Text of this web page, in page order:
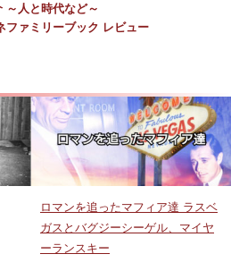
～人と時代など～
ファミリーブック レビュー
ロマンを追ったマフィア達 ラスベ
ガスとバグジーシーゲル、マイヤ
ーランスキー